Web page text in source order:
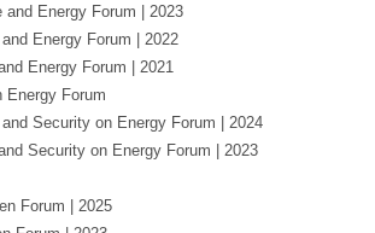
and Energy Forum | 2023
Energy Forum | 2022
Energy Forum | 2021
Energy Forum
and Security on Energy Forum | 2024
Security on Energy Forum | 2023
Forum | 2025